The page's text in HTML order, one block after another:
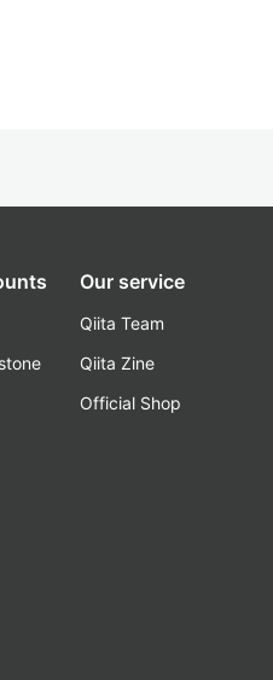
Our service
Qiita Team
Qiita Zine
Official Shop